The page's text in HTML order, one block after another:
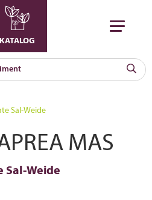
KATALOG
Sal-Weide
MAS
Sal-Weide